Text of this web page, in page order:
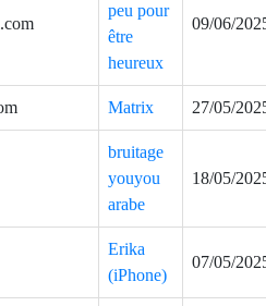
peu pour
être
heureux
09/06/
Matrix 27/05/
bruitage
youyou
arabe
18/05/
Erika
(iPhone)
07/05/